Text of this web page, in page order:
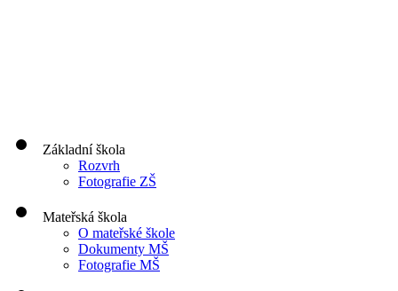
Základní škola
Rozvrh
Fotografie ZŠ
Mateřská škola
O mateřské škole
Dokumenty MŠ
Fotografie MŠ